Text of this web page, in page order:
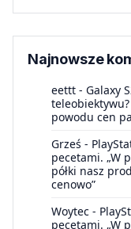
Najnowsze
eettt - Galaxy
powodu cen
Grześ -
pecetami. „W
półki nasz
cenowo”
Woytec -
pecetami. „W